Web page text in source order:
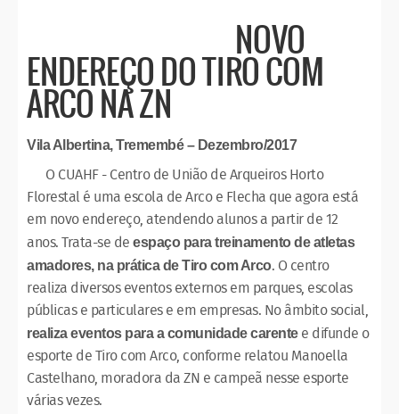
NOVO
ENDEREÇO DO TIRO COM
ARCO NA ZN
Vila Albertina, Tremembé – Dezembro/2017
O CUAHF - Centro de União de Arqueiros Horto
Florestal é uma escola de Arco e Flecha que agora está
em novo endereço, atendendo alunos a partir de 12
anos. Trata-se de espaço para treinamento de atletas
amadores, na prática de Tiro com Arco. O centro
realiza diversos eventos externos em parques, escolas
públicas e particulares e em empresas. No âmbito social,
realiza eventos para a comunidade carentee difunde o
esporte de Tiro com Arco, conforme relatou Manoella
Castelhano, moradora da ZN e campeã nesse esporte
várias vezes.